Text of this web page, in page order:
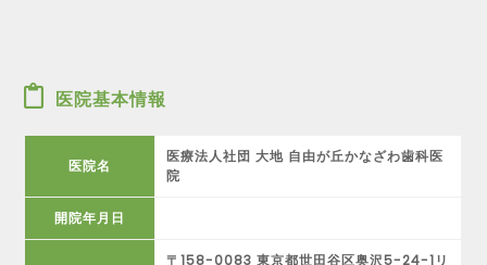
医院基本情報
医院名
医療法人社団 大地 自由が丘かなざわ歯科医
院
開院年月日
〒158-0083 東京都世田谷区奥沢5-24-1リ